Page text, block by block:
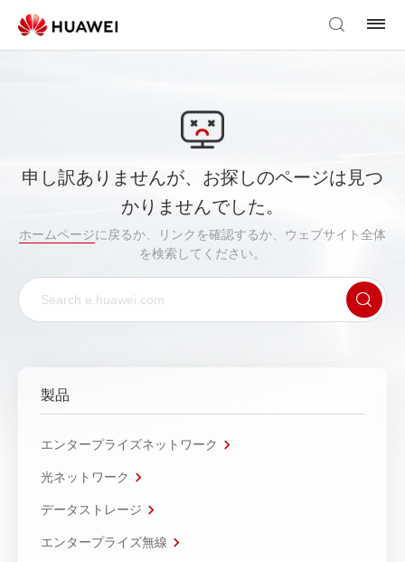
申し訳ありませんが、お探しのページは見つ
かりませんでした。
ホームページに戻るか、リンクを確認するか、ウェブサイト全体
を検索してください。
製品
エンタープライズネットワーク
光ネットワーク
データストレージ
エンタープライズ無線